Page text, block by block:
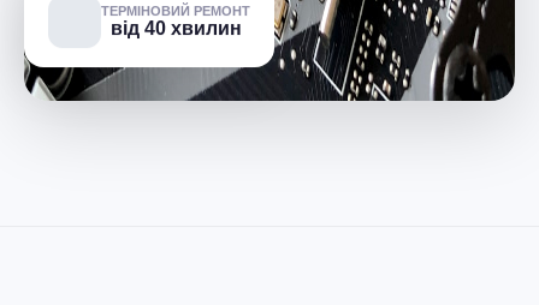
ТЕРМІНОВИЙ РЕМОНТ
від 40 хвилин